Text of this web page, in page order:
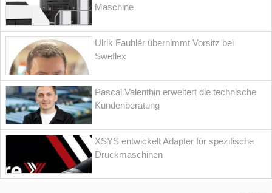
Maschine
Ulrik Fauhlér übernimmt Vorsitz bei
Sweflex
Pascal Valenthin erweitert die technische
Kundenberatung
XSYS entwickelt Adapter für spezifische
Druckmaschinen